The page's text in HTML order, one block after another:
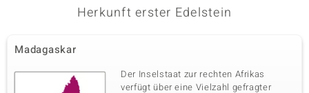
Herkunft erster Edelstein
Madagaskar
Der Inselstaat zur rechten Afrikas
verfügt über eine Vielzahl gefragter